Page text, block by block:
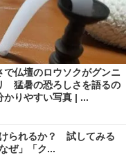
で仏壇のロウソクがグンニ
猛暑の恐ろしさを語るの
かりやすい写真 | ...
られるか？ 試してみる
ぜ」「ク...